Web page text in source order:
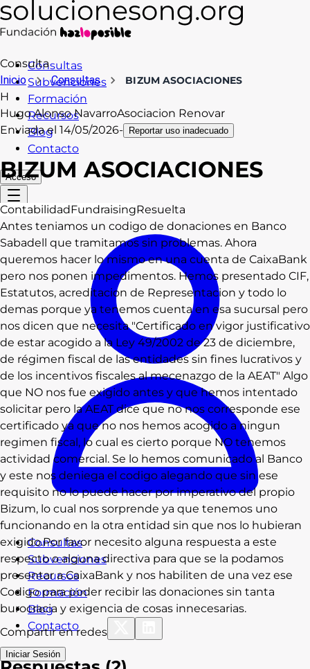
Consultas
Subvenciones
Formación
Recursos
Blog
Contacto
Acceso
Consultas
Subvenciones
Recursos
Formación
Blog
Contacto
Iniciar Sesión
Consulta
Inicio
Consultas BIZUM ASOCIACIONES
H
Hugo Alonso NavarroAsociacion Renovar
Enviada el 14/05/2026- Reportar uso inadecuado
BIZUM ASOCIACIONES
ContabilidadFundraisingResuelta
Antes teniamos un codigo de donaciones en Banco
Sabadell que tramitamos sin problemas. Ahora
queremos hacer lo mismo en una cuenta de CaixaBank
pero nos ponen impedimentos. Hemos presentado CIF,
Estatutos, acreditacion de Representacion y todo lo
demas porque ya tenemos cuenta en esa sucursal pero
nos dicen que necesita "Certificado en vigor justificativo
de estar acogido a la Ley 49/2002 de 23 de diciembre,
de régimen fiscal de las entidades sin fines lucrativos y
de los incentivos fiscales al mecenazgo de la AEAT" Algo
que NO nos fue exigido antes y que hemos intentado
solicitar pero la AEAT dice que no nos corresponde ese
certificado ya que no nos hemos acogido a ningun
regimen fiscal, lo cual es cierto porque NO tenemos
actividad comercial. Se lo hemos comunicado al Banco
y este nos deniega el codigo alegando que sin ese
requisito no lo puede hacer por imperativo del propio
Bizum, lo cual nos sorprende ya que tenemos uno
funcionando en la otra entidad sin que nos lo hubieran
exigido.Por favor necesito alguna respuesta a este
respecto o alguna directiva para que se la podamos
presentar a CaixaBank y nos habiliten de una vez ese
Codigo para poder recibir las donaciones sin tanta
burocracia y exigencia de cosas innecesarias.
Compartir en redes